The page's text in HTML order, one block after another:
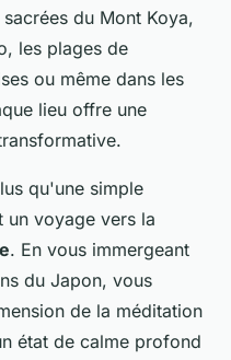
du Mont Koya,
les plages de
ou même dans les
lieu offre une
qu'une simple
un voyage vers la
. En vous immergeant
du Japon, vous
de la méditation
état de calme profond